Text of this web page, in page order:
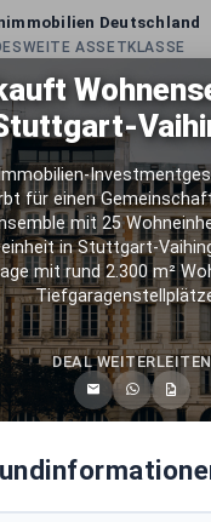
Deutschland
ASSETKLASSE
Use Immobilien
ASSETKLASSE
Industrial Immobilien
ASSETKLASSE
Deutschland
ASSETKLASSE
Deutschland
für einen
mit 25
in Stuttgart-
mit rund 2.300 m²
DEAL WEITERLEITEN